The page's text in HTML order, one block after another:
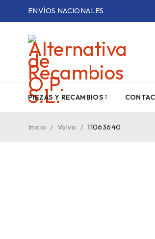
ENVÍOS NACIONALES
PIEZAS Y RECAMBIOS
Inicio / Volvo / 11063640